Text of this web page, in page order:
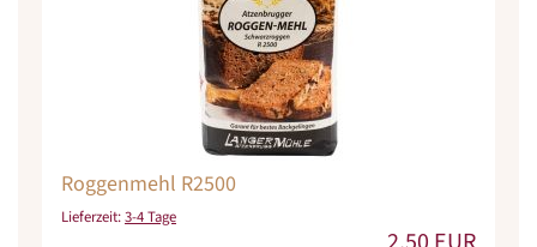
Roggenmehl R2500
Lieferzeit:3-4 Tage